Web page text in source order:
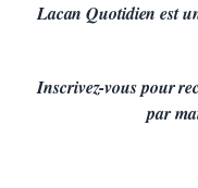
Lacan Quotidien est
Inscrivez-vous pour
par